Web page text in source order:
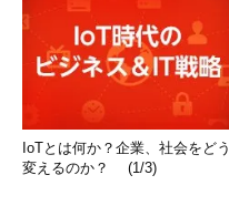
IoTとは何か？企業、社会をどう
変えるのか？ (1/3)